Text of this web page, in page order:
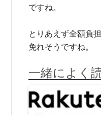
ですね。
とりあえず全額負
免れそうですね。
一緒によく